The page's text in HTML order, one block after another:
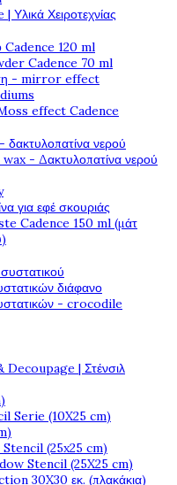
Χειροτεχνίας
Cadence 120 ml
Cadence 70 ml
- mirror effect
effect Cadence
νερού
- Δακτυλοπατίνα νερού
για εφέ σκουριάς
Cadence 150 ml (μάτ
διάφανο
- crocodile
| Στένσιλ
Serie (10X25 cm)
(25x25 cm)
Stencil (25X25 cm)
30X30 εκ. (πλακάκια)